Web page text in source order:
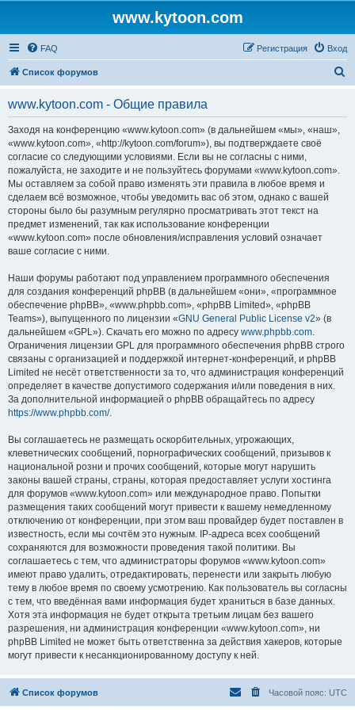
www.kytoon.com
FAQ Вход
Регистрация
Список форумов
www.kytoon.com - Общие правила
Заходя на конференцию «www.kytoon.com» (в дальнейшем «мы», «наш»,
«www.kytoon.com», «http://kytoon.com/forum»), вы подтверждаете своё
согласие со следующими условиями. Если вы не согласны с ними,
пожалуйста, не заходите и не пользуйтесь форумами «www.kytoon.com».
Мы оставляем за собой право изменять эти правила в любое время и
сделаем всё возможное, чтобы уведомить вас об этом, однако с вашей
стороны было бы разумным регулярно просматривать этот текст на
предмет изменений, так как использование конференции
«www.kytoon.com» после обновления/исправления условий означает
ваше согласие с ними.
Наши форумы работают под управлением программного обеспечения
для создания конференций phpBB (в дальнейшем «они», «программное
обеспечение phpBB», «www.phpbb.com», «phpBB Limited», «phpBB
Teams»), выпущенного по лицензии «GNU General Public License v2» (в
дальнейшем «GPL»). Скачать его можно по адресу www.phpbb.com.
Ограничения лицензии GPL для программного обеспечения phpBB строго
связаны с организацией и поддержкой интернет-конференций, и phpBB
Limited не несёт ответственности за то, что администрация конференций
определяет в качестве допустимого содержания и/или поведения в них.
За дополнительной информацией о phpBB обращайтесь по адресу
https://www.phpbb.com/.
Вы соглашаетесь не размещать оскорбительных, угрожающих,
клеветнических сообщений, порнографических сообщений, призывов к
национальной розни и прочих сообщений, которые могут нарушить
законы вашей страны, страны, которая предоставляет услуги хостинга
для форумов «www.kytoon.com» или международное право. Попытки
размещения таких сообщений могут привести к вашему немедленному
отключению от конференции, при этом ваш провайдер будет поставлен в
известность, если мы сочтём это нужным. IP-адреса всех сообщений
сохраняются для возможности проведения такой политики. Вы
соглашаетесь с тем, что администраторы форумов «www.kytoon.com»
имеют право удалить, отредактировать, перенести или закрыть любую
тему в любое время по своему усмотрению. Как пользователь вы согласны
с тем, что введённая вами информация будет храниться в базе данных.
Хотя эта информация не будет открыта третьим лицам без вашего
разрешения, ни администрация конференции «www.kytoon.com», ни
phpBB Limited не может быть ответственна за действия хакеров, которые
могут привести к несанкционированному доступу к ней.
Список форумов Часовой пояс: UTC